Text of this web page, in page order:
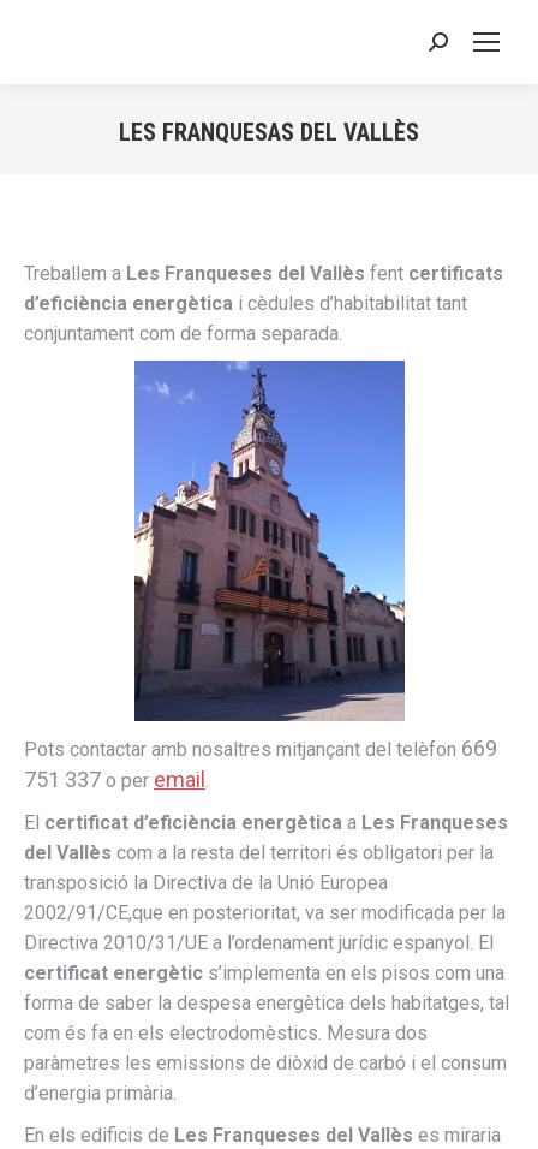
Buscar:
LES FRANQUESAS DEL VALLÈS
Treballem a Les Franqueses del Vallès fent certificats
d’eficiència energètica i cèdules d’habitabilitat tant
conjuntament com de forma separada.
Pots contactar amb nosaltres mitjançant del telèfon 669
751 337 o per email .
El certificat d’eficiència energètica a Les Franqueses
del Vallès com a la resta del territori és obligatori per la
transposició la Directiva de la Unió Europea
2002/91/CE,que en posterioritat, va ser modificada per la
Directiva 2010/31/UE a l’ordenament jurídic espanyol. El
certificat energètic s’implementa en els pisos com una
forma de saber la despesa energètica dels habitatges, tal
com és fa en els electrodomèstics. Mesura dos
paràmetres les emissions de diòxid de carbó i el consum
d’energia primària.
En els edificis de Les Franqueses del Vallès es miraria